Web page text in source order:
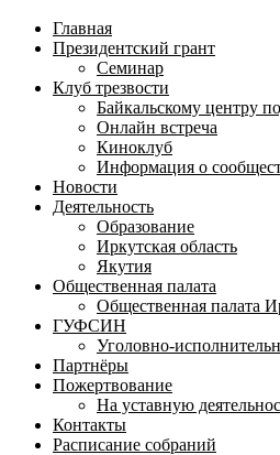
меню
Главная
Президентский грант
Семинар
Клуб трезвости
Байкальскому центру
Онлайн встреча
Киноклуб
Информация о
Новости
Деятельность
Образование
Иркутская область
Якутия
Общественная палата
Общественная палата
ГУФСИН
Уголовно-
Партнёры
Пожертвование
На уставную
Контакты
Расписание собраний